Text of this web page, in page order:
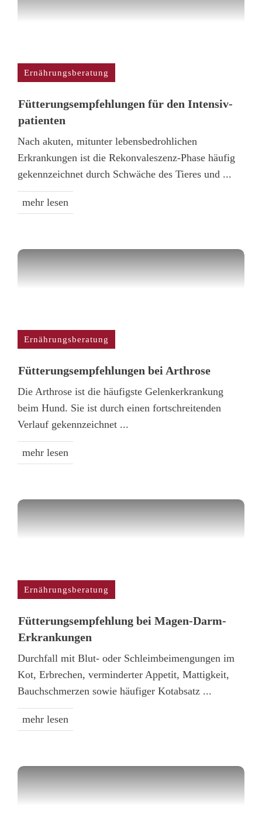
Ernährungsberatung
Fütterungs­empfehlungen für den Intensiv­
patienten
Nach akuten, mitunter lebensbedrohlichen
Erkrankungen ist die Rekonvaleszenz-Phase häufig
gekennzeichnet durch Schwäche des Tieres und ...
mehr lesen
Ernährungsberatung
Fütterungs­empfehlungen bei Arthrose
Die Arthrose ist die häufigste Gelenkerkrankung
beim Hund. Sie ist durch einen fortschreitenden
Verlauf gekennzeichnet ...
mehr lesen
Ernährungsberatung
Fütterungs­empfehlung bei Magen-Darm-
Erkrankungen
Durchfall mit Blut- oder Schleimbeimengungen im
Kot, Erbrechen, verminderter Appetit, Mattigkeit,
Bauchschmerzen sowie häufiger Kotabsatz ...
mehr lesen